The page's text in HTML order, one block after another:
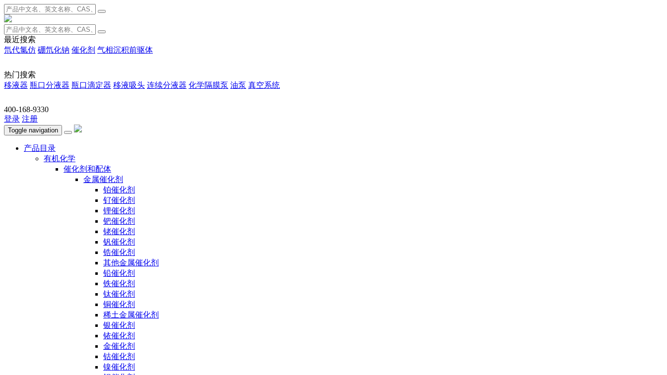
最近搜索
氘代氯仿 硼氘化钠 催化剂 气相沉积前驱体
热门搜索
移液器 瓶口分液器 瓶口滴定器 移液吸头 连续分液器 化学隔膜泵 油泵 真空系统
400-168-9330
登录 注册
Toggle navigation
产品目录
有机化学
催化剂和配体
金属催化剂
铂催化剂
钌催化剂
锂催化剂
钯催化剂
铑催化剂
钒催化剂
锆催化剂
其他金属催化剂
铅催化剂
铁催化剂
钛催化剂
铜催化剂
稀土金属催化剂
银催化剂
铱催化剂
金催化剂
钴催化剂
镍催化剂